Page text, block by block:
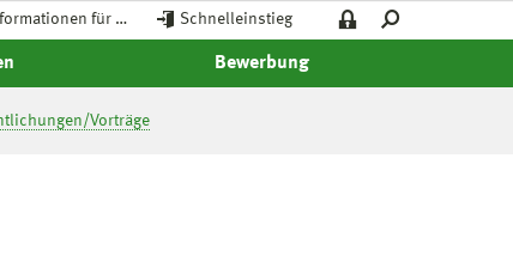
für … Schnelleinstieg
Bewerbung
Vorträge